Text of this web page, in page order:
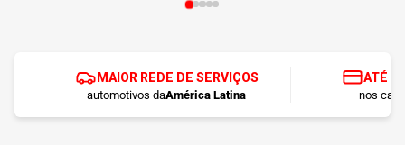
MAIOR REDE DE SERVIÇOS
automotivos daAmérica Latina
ATÉ
nos